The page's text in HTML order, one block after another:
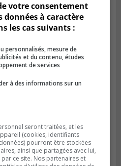
deux candidats
votre consentement
à caractère
les cas suivants :
personnalisés, mesure de
et du contenu, études
de services
à des informations sur un
seront traitées, et les
(cookies, identifiants
pourront être stockées
ainsi que partagées avec lui,
ce site. Nos partenaires et